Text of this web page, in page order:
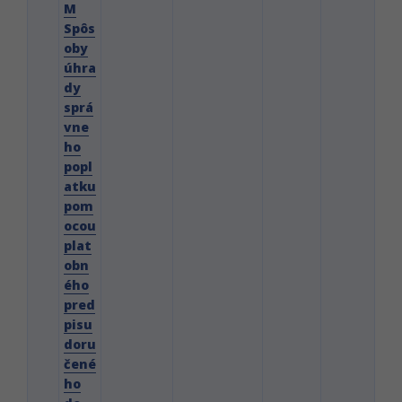
M
Spôs
oby
úhra
dy
sprá
vne
ho
popl
atku
pom
ocou
plat
obn
ého
pred
pisu
doru
čené
ho